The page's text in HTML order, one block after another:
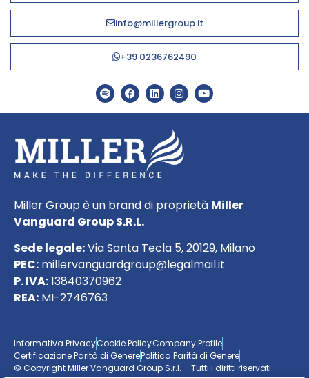
info@millergroup.it
+39 0236762490
Miller Group è un brand di proprietà Miller
Vanguard Group S.R.L.
Sede legale:Via Santa Tecla 5, 20129, Milano
PEC: millervanguardgroup@legalmail.it
P. IVA:13840370962
REA: MI-2746763
Informativa PrivacyCookie PolicyCompany Profile
Certificazione Parità di GenerePolitica Parità di Genere
© Copyright Miller Vanguard Group S.r.l. – Tutti i diritti riservati